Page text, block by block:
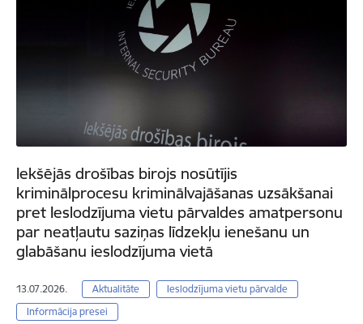
Iekšējās drošības birojs nosūtījis
kriminālprocesu kriminālvajāšanas uzsākšanai
pret Ieslodzījuma vietu pārvaldes amatpersonu
par neatļautu saziņas līdzekļu ienešanu un
glabāšanu ieslodzījuma vietā
13.07.2026. Aktualitāte
Ieslodzījuma vietu pārvalde
Informācija presei